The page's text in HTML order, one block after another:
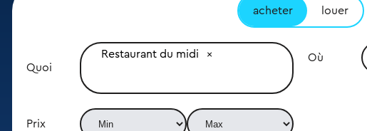
acheter louer
Quoi
Restaurant du midi Où
Prix